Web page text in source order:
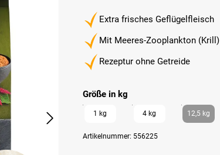
Extra frisches Geflügelfleisch
Mit Meeres-Zooplankton (Krill)
Rezeptur ohne Getreide
Größe in kgauswählen
1 kg 4 kg 12,5 kg
Artikelnummer: 556225